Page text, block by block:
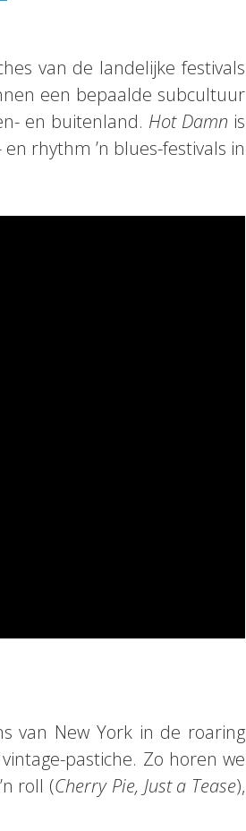
van de landelijke festivals
een bepaalde subcultuur
en buitenland. Hot Damn is
rhythm ’n blues-festivals in
van New York in de roaring
pastiche. Zo horen we
roll (Cherry Pie, Just a Tease),